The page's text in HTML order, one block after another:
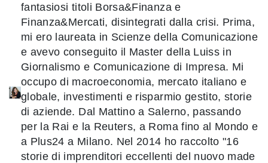
fantasiosi titoli Borsa&Finanza e
Finanza&Mercati, disintegrati dalla crisi. Prima,
mi ero laureata in Scienze della Comunicazione
e avevo conseguito il Master della Luiss in
Giornalismo e Comunicazione di Impresa. Mi
occupo di macroeconomia, mercato italiano e
globale, investimenti e risparmio gestito, storie
di aziende. Dal Mattino a Salerno, passando
per la Rai e la Reuters, a Roma fino al Mondo e
a Plus24 a Milano. Nel 2014 ho raccolto "16
storie di imprenditori eccellenti del nuovo made